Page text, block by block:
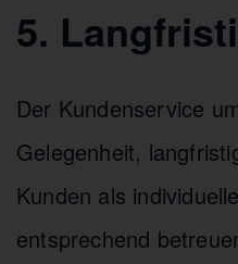
5.
Der Kundenservice
Gelegenheit,
Kunden als
entsprechend